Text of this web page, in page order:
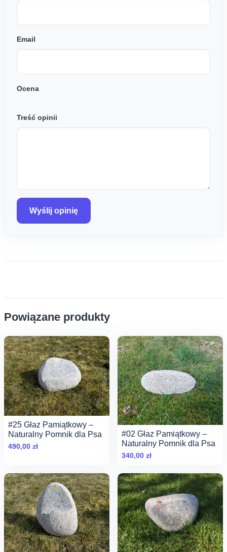
Email
Ocena
Treść opinii
Wyślij opinię
Powiązane produkty
#25 Głaz Pamiątkowy –
Naturalny Pomnik dla Psa
490,00 zł
#02 Głaz Pamiątkowy –
Naturalny Pomnik dla Psa
340,00 zł